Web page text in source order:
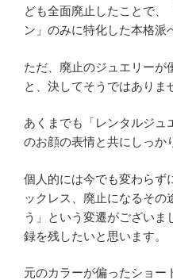
ども全面廃止したことで、
ン」のみに特化した本格派
ただ、廃止のジュエリーが
と、決してそうではありま
あくまでも「レンタルジュ
のお顔の表情と共にしっか
個人的には今でも変わらず
ックレス、廃止になるその
う」という変遷がございま
録を残したいと思います。
元のカラーが偏ったショー